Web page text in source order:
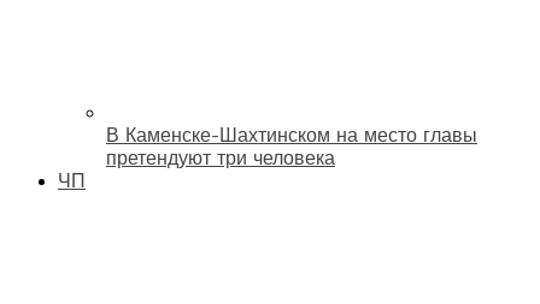
В Каменске-Шахтинском на место главы
претендуют три человека
ЧП